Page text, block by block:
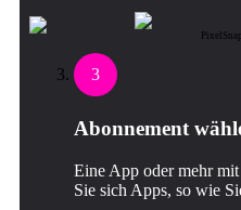
PixelSnap
3
Abonnement
Eine App oder mehr
Sie sich Apps, so wie